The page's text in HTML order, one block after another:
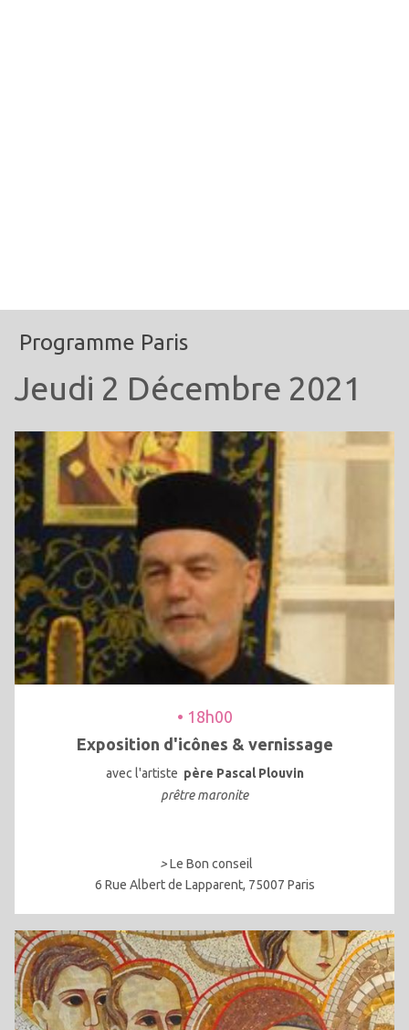
Programme Paris
Jeudi 2 Décembre 2021
• 18h00
Exposition d'icônes & vernissage
avec l'artiste père Pascal Plouvin
prêtre maronite
>Le Bon conseil
6 Rue Albert de Lapparent, 75007 Paris